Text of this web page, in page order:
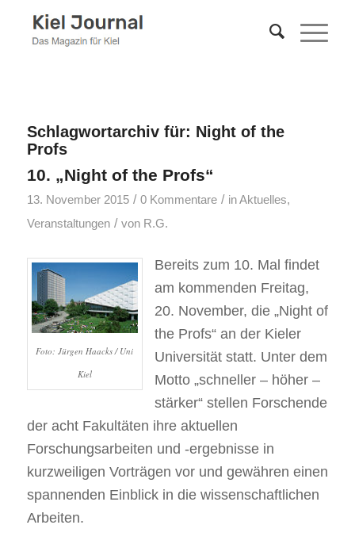
Schlagwortarchiv für: Night of the
Profs
10. „Night of the Profs“
13. November 2015 / 0 Kommentare / inAktuelles,
Veranstaltungen / von R.G.
Foto: Jürgen Haacks / Uni
Kiel
Bereits zum 10. Mal findet
am kommenden Freitag,
20. November, die „Night of
the Profs“ an der Kieler
Universität statt. Unter dem
Motto „schneller – höher –
stärker“ stellen Forschende
der acht Fakultäten ihre aktuellen
Forschungsarbeiten und -ergebnisse in
kurzweiligen Vorträgen vor und gewähren einen
spannenden Einblick in die wissenschaftlichen
Arbeiten.